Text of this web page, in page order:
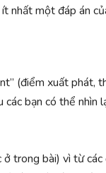
nhất một đáp án
(điểm xuất phát,
bạn có thể nhìn
trong bài) vì từ